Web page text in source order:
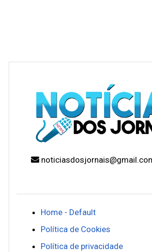
Home - Default
Política de Cookies
Política de privacidade